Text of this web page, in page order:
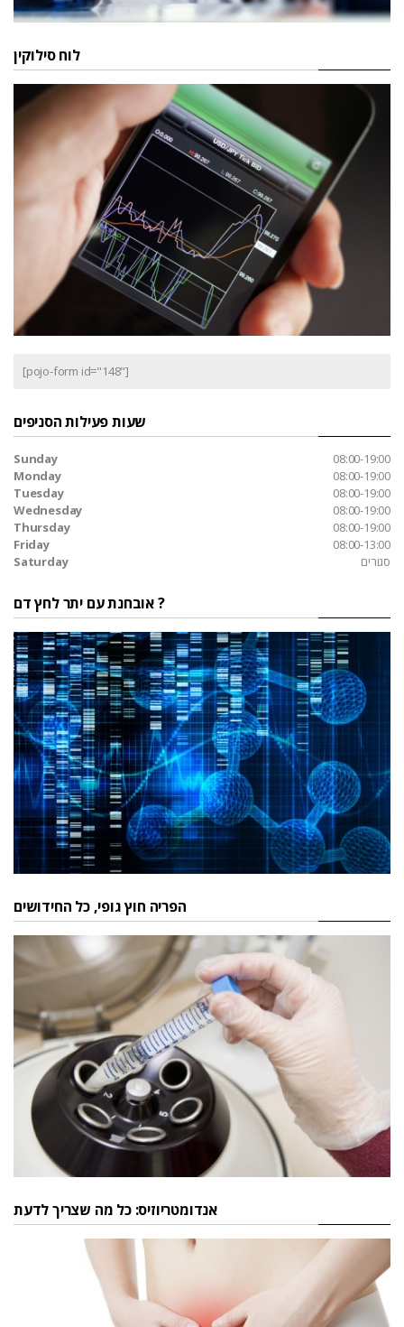
לוח סילוקין
[pojo-form id="148"]
שעות פעילות הסניפים
Sunday
08:00-19:00
Monday
08:00-19:00
Tuesday
08:00-19:00
Wednesday
08:00-19:00
Thursday
08:00-19:00
Friday
08:00-13:00
Saturday
סגורים
אובחנת עם יתר לחץ דם ?
הפריה חוץ גופי, כל החידושים
אנדומטריוזיס: כל מה שצריך לדעת